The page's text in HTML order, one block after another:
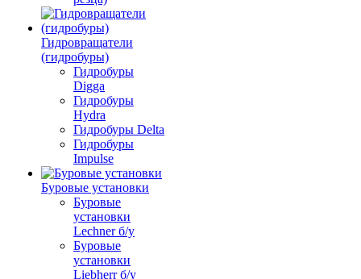
Гидровращатели
(гидробуры)
Гидробуры
Digga
Гидробуры
Hydra
Гидробуры Delta
Гидробуры
Impulse
Буровые установки
Буровые
установки
Lechner б/у
Буровые
установки
Liebherr б/у